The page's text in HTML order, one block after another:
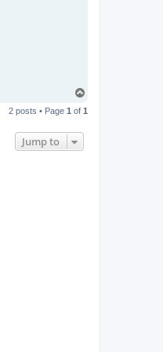
p
2 posts • Page 1 of 1
Jump to